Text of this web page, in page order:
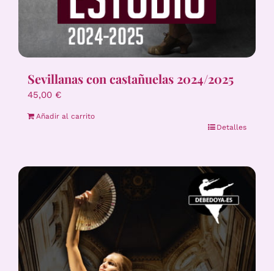
Sevillanas con castañuelas 2024/2025
45,00 €
Añadir al carrito
Detalles